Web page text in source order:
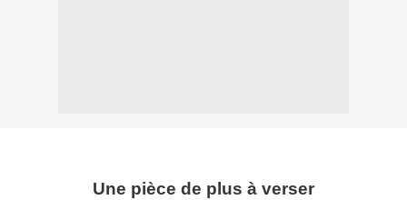
Une pièce de plus à verser